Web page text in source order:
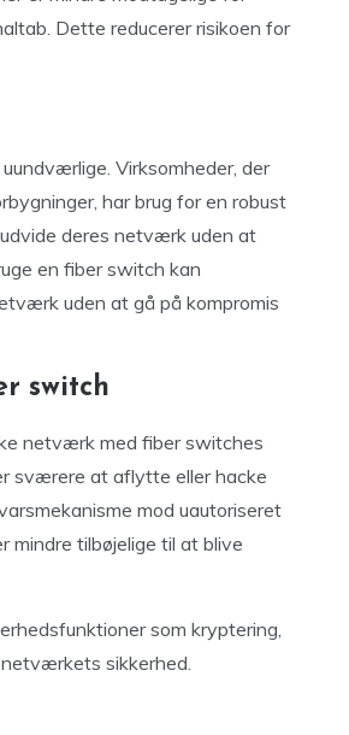
Dette reducerer risikoen for
Virksomheder, der
har brug for en robust
deres netværk uden at
en fiber switch kan
uden at gå på kompromis
switch
netværk med fiber switches
sværere at aflytte eller hacke
mod uautoriseret
mindre tilbøjelige til at blive
som kryptering,
sikkerhed.